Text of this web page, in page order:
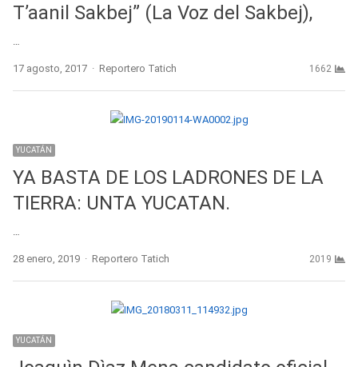
T’aanil Sakbej” (La Voz del Sakbej),
…
17 agosto, 2017 Author
Reportero Tatich 1662
YUCATÁN
YA BASTA DE LOS LADRONES DE LA
TIERRA: UNTA YUCATAN.
…
28 enero, 2019 Author
Reportero Tatich 2019
YUCATÁN